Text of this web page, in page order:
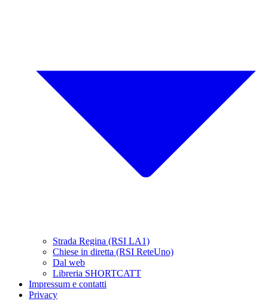
Strada Regina (RSI LA1)
Chiese in diretta (RSI ReteUno)
Dal web
Libreria SHORTCATT
Impressum e contatti
Privacy